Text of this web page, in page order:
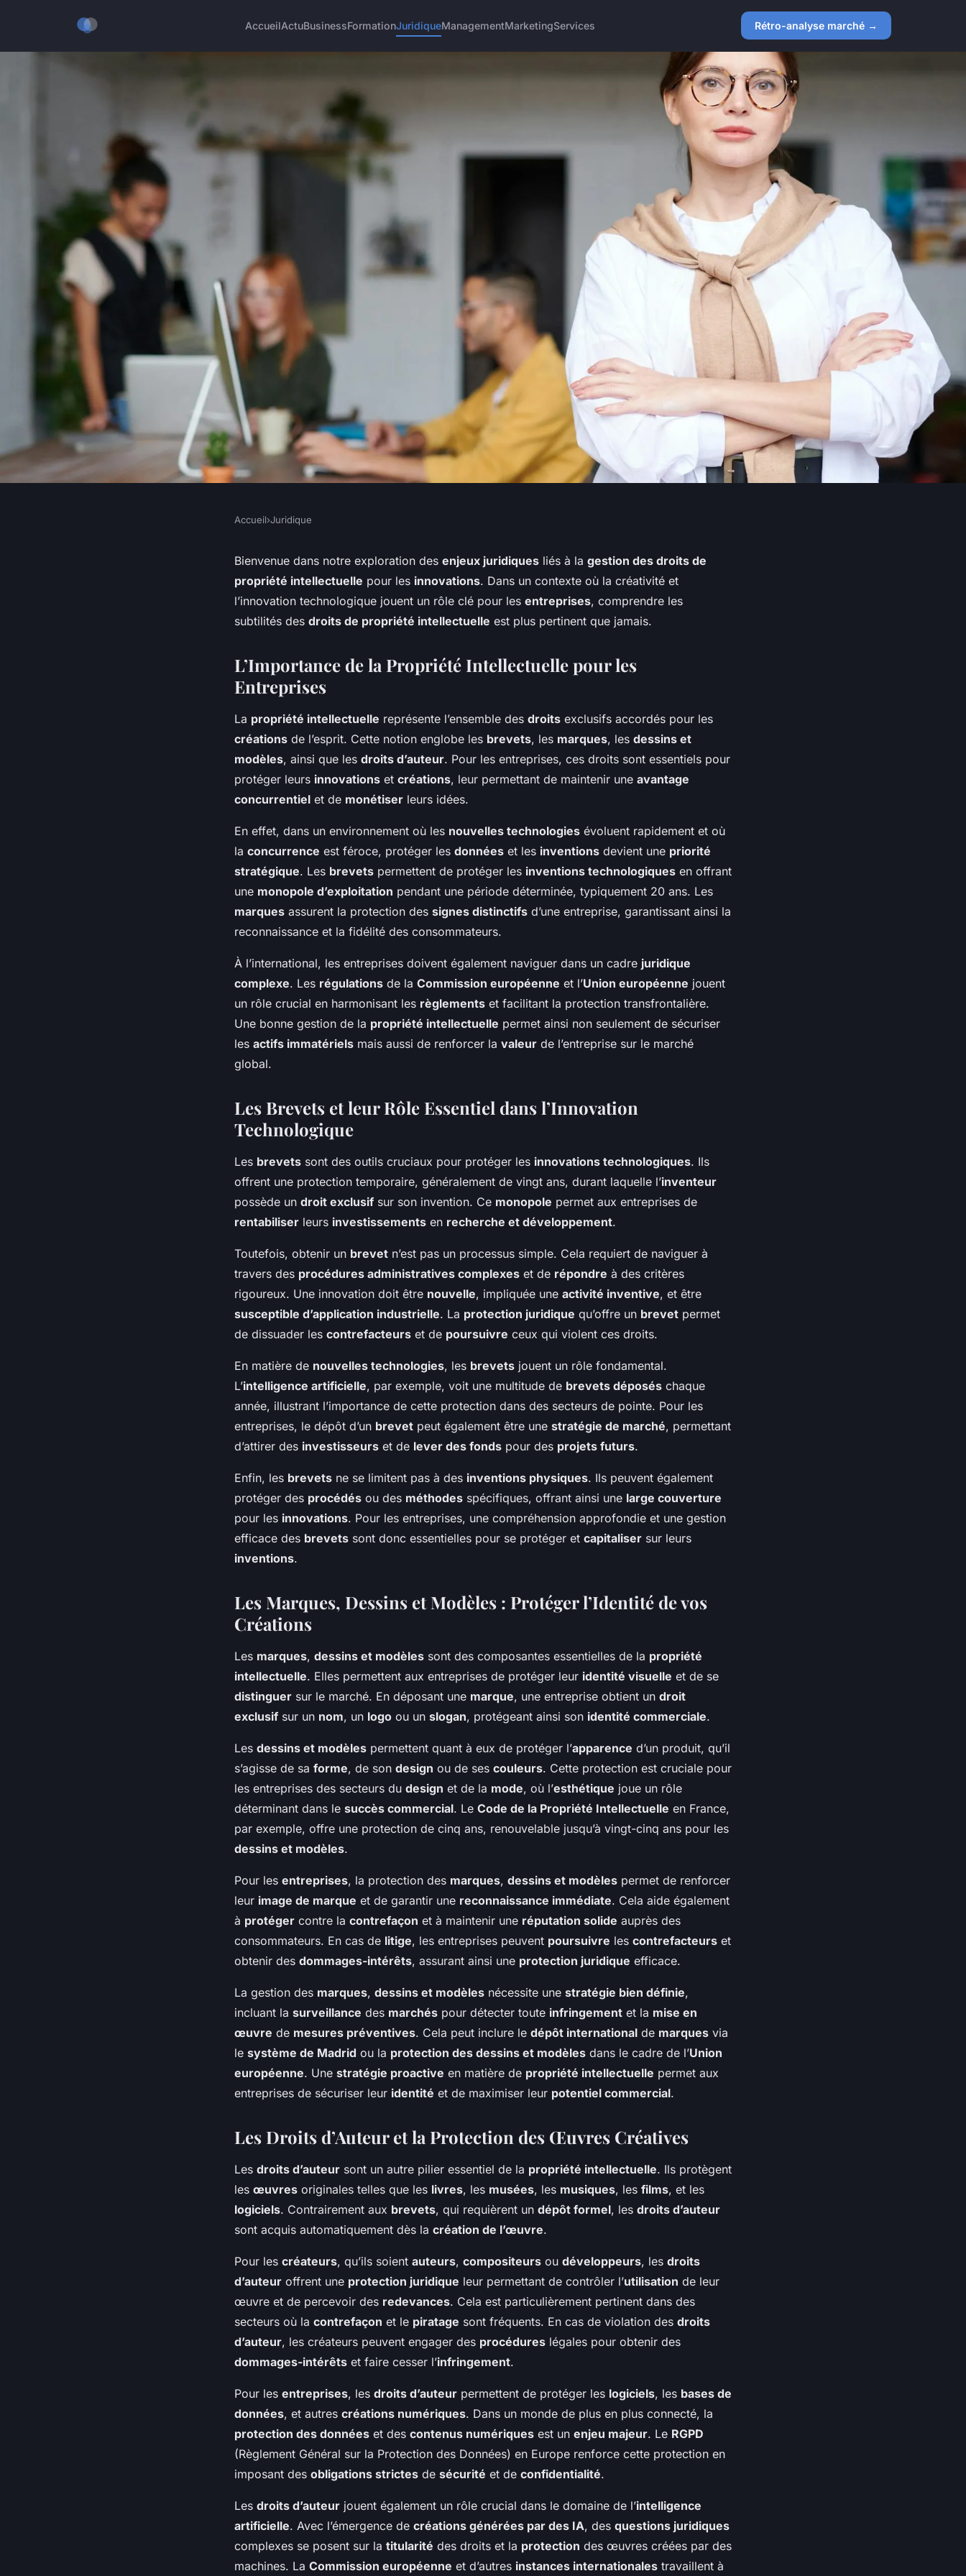
AccueilActuBusinessFormationJuridiqueManagementMarketingServices Rétro-analyse marché →
Quels sont les enjeux juridiques de la
gestion des droits de propriété
intellectuelle pour les innovations?
Accueil›Juridique
Bienvenue dans notre exploration des enjeux juridiques liés à la gestion des droits de
propriété intellectuelle pour les innovations. Dans un contexte où la créativité et
l’innovation technologique jouent un rôle clé pour les entreprises, comprendre les
subtilités des droits de propriété intellectuelle est plus pertinent que jamais.
L’Importance de la Propriété Intellectuelle pour les
Entreprises
La propriété intellectuelle représente l’ensemble des droits exclusifs accordés pour les
créations de l’esprit. Cette notion englobe les brevets, les marques, les dessins et
modèles, ainsi que les droits d’auteur. Pour les entreprises, ces droits sont essentiels pour
protéger leurs innovations et créations, leur permettant de maintenir une avantage
concurrentiel et de monétiser leurs idées.
En effet, dans un environnement où les nouvelles technologies évoluent rapidement et où
la concurrence est féroce, protéger les données et les inventions devient une priorité
stratégique. Les brevets permettent de protéger les inventions technologiques en offrant
une monopole d’exploitation pendant une période déterminée, typiquement 20 ans. Les
marques assurent la protection des signes distinctifs d’une entreprise, garantissant ainsi la
reconnaissance et la fidélité des consommateurs.
À l’international, les entreprises doivent également naviguer dans un cadre juridique
complexe. Les régulations de la Commission européenne et l’Union européenne jouent
un rôle crucial en harmonisant les règlements et facilitant la protection transfrontalière.
Une bonne gestion de la propriété intellectuelle permet ainsi non seulement de sécuriser
les actifs immatériels mais aussi de renforcer la valeur de l’entreprise sur le marché
global.
Les Brevets et leur Rôle Essentiel dans l’Innovation
Technologique
Les brevets sont des outils cruciaux pour protéger les innovations technologiques. Ils
offrent une protection temporaire, généralement de vingt ans, durant laquelle l’inventeur
possède un droit exclusif sur son invention. Ce monopole permet aux entreprises de
rentabiliser leurs investissements en recherche et développement.
Toutefois, obtenir un brevet n’est pas un processus simple. Cela requiert de naviguer à
travers des procédures administratives complexes et de répondre à des critères
rigoureux. Une innovation doit être nouvelle, impliquée une activité inventive, et être
susceptible d’application industrielle. La protection juridique qu’offre un brevet permet
de dissuader les contrefacteurs et de poursuivre ceux qui violent ces droits.
En matière de nouvelles technologies, les brevets jouent un rôle fondamental.
L’intelligence artificielle, par exemple, voit une multitude de brevets déposés chaque
année, illustrant l’importance de cette protection dans des secteurs de pointe. Pour les
entreprises, le dépôt d’un brevet peut également être une stratégie de marché, permettant
d’attirer des investisseurs et de lever des fonds pour des projets futurs.
Enfin, les brevets ne se limitent pas à des inventions physiques. Ils peuvent également
protéger des procédés ou des méthodes spécifiques, offrant ainsi une large couverture
pour les innovations. Pour les entreprises, une compréhension approfondie et une gestion
efficace des brevets sont donc essentielles pour se protéger et capitaliser sur leurs
inventions.
Les Marques, Dessins et Modèles : Protéger l’Identité de vos
Créations
Les marques, dessins et modèles sont des composantes essentielles de la propriété
intellectuelle. Elles permettent aux entreprises de protéger leur identité visuelle et de se
distinguer sur le marché. En déposant une marque, une entreprise obtient un droit
exclusif sur un nom, un logo ou un slogan, protégeant ainsi son identité commerciale.
Les dessins et modèles permettent quant à eux de protéger l’apparence d’un produit, qu’il
s’agisse de sa forme, de son design ou de ses couleurs. Cette protection est cruciale pour
les entreprises des secteurs du design et de la mode, où l’esthétique joue un rôle
déterminant dans le succès commercial. Le Code de la Propriété Intellectuelle en France,
par exemple, offre une protection de cinq ans, renouvelable jusqu’à vingt-cinq ans pour les
dessins et modèles.
Pour les entreprises, la protection des marques, dessins et modèles permet de renforcer
leur image de marque et de garantir une reconnaissance immédiate. Cela aide également
à protéger contre la contrefaçon et à maintenir une réputation solide auprès des
consommateurs. En cas de litige, les entreprises peuvent poursuivre les contrefacteurs et
obtenir des dommages-intérêts, assurant ainsi une protection juridique efficace.
La gestion des marques, dessins et modèles nécessite une stratégie bien définie,
incluant la surveillance des marchés pour détecter toute infringement et la mise en
œuvre de mesures préventives. Cela peut inclure le dépôt international de marques via
le système de Madrid ou la protection des dessins et modèles dans le cadre de l’Union
européenne. Une stratégie proactive en matière de propriété intellectuelle permet aux
entreprises de sécuriser leur identité et de maximiser leur potentiel commercial.
Les Droits d’Auteur et la Protection des Œuvres Créatives
Les droits d’auteur sont un autre pilier essentiel de la propriété intellectuelle. Ils protègent
les œuvres originales telles que les livres, les musées, les musiques, les films, et les
logiciels. Contrairement aux brevets, qui requièrent un dépôt formel, les droits d’auteur
sont acquis automatiquement dès la création de l’œuvre.
Pour les créateurs, qu’ils soient auteurs, compositeurs ou développeurs, les droits
d’auteur offrent une protection juridique leur permettant de contrôler l’utilisation de leur
œuvre et de percevoir des redevances. Cela est particulièrement pertinent dans des
secteurs où la contrefaçon et le piratage sont fréquents. En cas de violation des droits
d’auteur, les créateurs peuvent engager des procédures légales pour obtenir des
dommages-intérêts et faire cesser l’infringement.
Pour les entreprises, les droits d’auteur permettent de protéger les logiciels, les bases de
données, et autres créations numériques. Dans un monde de plus en plus connecté, la
protection des données et des contenus numériques est un enjeu majeur. Le RGPD
(Règlement Général sur la Protection des Données) en Europe renforce cette protection en
imposant des obligations strictes de sécurité et de confidentialité.
Les droits d’auteur jouent également un rôle crucial dans le domaine de l’intelligence
artificielle. Avec l’émergence de créations générées par des IA, des questions juridiques
complexes se posent sur la titularité des droits et la protection des œuvres créées par des
machines. La Commission européenne et d’autres instances internationales travaillent à